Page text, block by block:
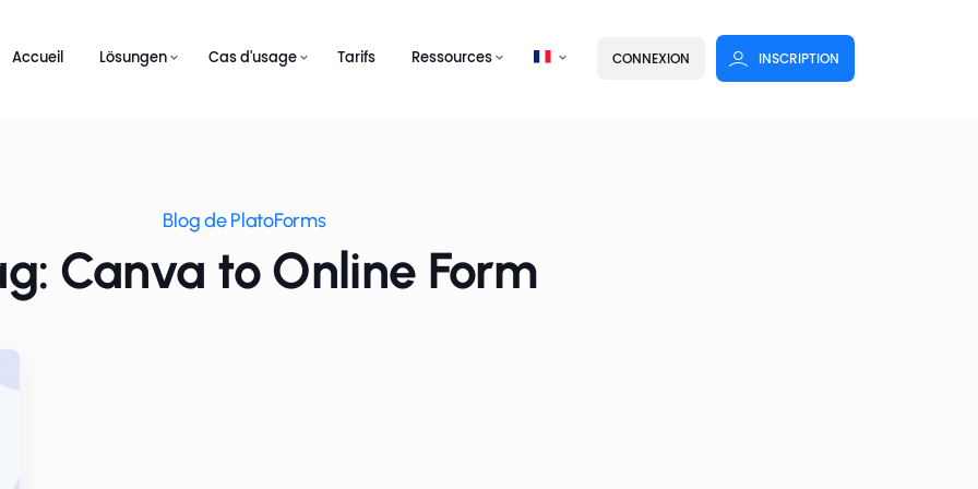
Accueil Lösungen Cas d'usage Tarifs Ressources CONNEXION INSCRIPTION
Blog de PlatoForms
Canva to Online Form